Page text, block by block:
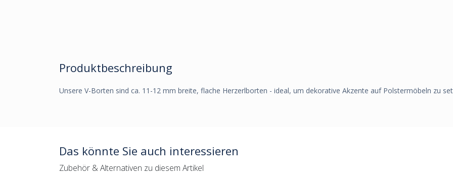
Produktbeschreibung
Unsere V-Borten sind ca. 11-12 mm breite, flache Herzerlborten - ideal, um dekorative Akzente auf Polstermöbeln zu
Das könnte Sie auch interessieren
Zubehör & Alternativen zu diesem Artikel